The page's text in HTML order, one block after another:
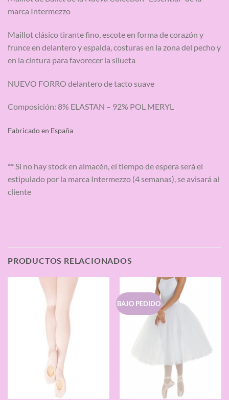
marca Intermezzo
Maillot clásico tirante fino, escote en forma de corazón y
frunce en delantero y espalda, costuras en la zona del pecho y
en la cintura para favorecer la silueta
NUEVO FORRO delantero de tacto suave
Composición: 8% ELASTAN – 92% POL MERYL
Fabricado en España
** Si no hay stock en almacén, el tiempo de espera será el
estipulado por la marca Intermezzo (4 semanas), se avisará al
cliente
PRODUCTOS RELACIONADOS
BAJO PEDIDO